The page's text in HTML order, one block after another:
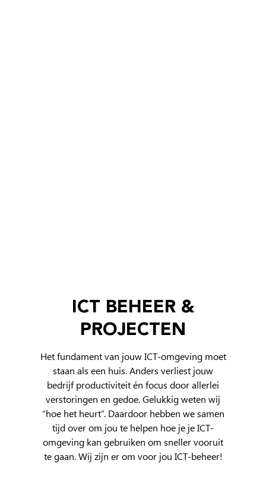
ICT BEHEER &
PROJECTEN
Het fundament van jouw ICT-omgeving moet
staan als een huis. Anders verliest jouw
bedrijf productiviteit én focus door allerlei
verstoringen en gedoe. Gelukkig weten wij
“hoe het heurt”. Daardoor hebben we samen
tijd over om jou te helpen hoe je je ICT-
omgeving kan gebruiken om sneller vooruit
te gaan. Wij zijn er om voor jou ICT-beheer!